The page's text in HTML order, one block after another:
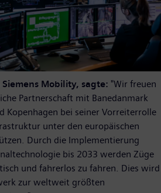
Siemens Mobility, sagte: "Wir freuen
Partnerschaft mit Banedanmark
Kopenhagen bei seiner Vorreiterrolle
unter den europäischen
Durch die Implementierung
bis 2033 werden Züge
und fahrerlos zu fahren. Dies wird
zur weltweit größten